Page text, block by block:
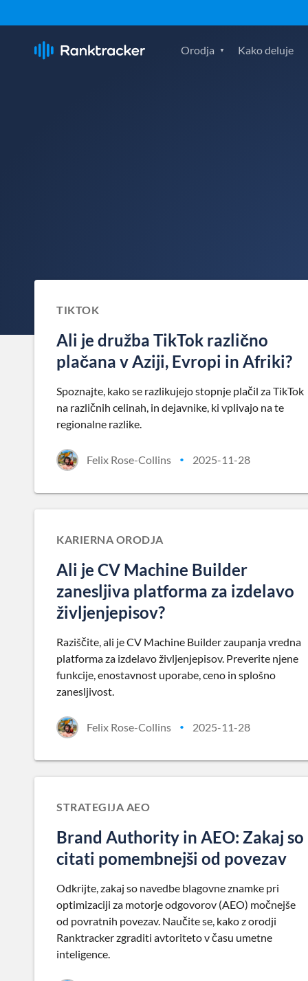
Orodja Kako deluje
TIKTOK
Ali je družba TikTok različno
plačana v Aziji, Evropi in Afriki?
Spoznajte, kako se razlikujejo stopnje plačil za TikTok
na različnih celinah, in dejavnike, ki vplivajo na te
regionalne razlike.
Felix Rose-Collins • 2025-11-28
KARIERNA ORODJA
Ali je CV Machine Builder
zanesljiva platforma za izdelavo
življenjepisov?
Raziščite, ali je CV Machine Builder zaupanja vredna
platforma za izdelavo življenjepisov. Preverite njene
funkcije, enostavnost uporabe, ceno in splošno
zanesljivost.
Felix Rose-Collins • 2025-11-28
STRATEGIJA AEO
Brand Authority in AEO: Zakaj so
citati pomembnejši od povezav
Odkrijte, zakaj so navedbe blagovne znamke pri
optimizaciji za motorje odgovorov (AEO) močnejše
od povratnih povezav. Naučite se, kako z orodji
Ranktracker zgraditi avtoriteto v času umetne
inteligence.